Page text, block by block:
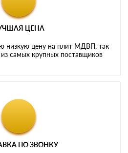
ЦЕНА
низкую цену на плит МДВП, так
самых крупных поставщиков
ПО ЗВОНКУ